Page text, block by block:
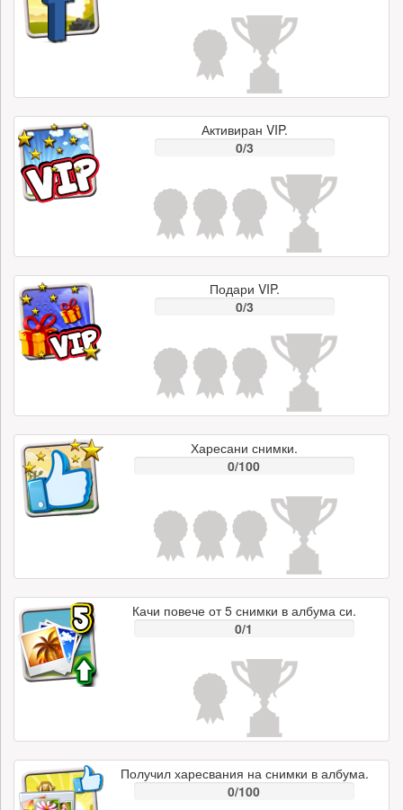
Активиран VIP.
0/3
Подари VIP.
0/3
Харесани снимки.
0/100
Качи повече от 5 снимки в албума си.
0/1
Получил харесвания на снимки в албума.
0/100